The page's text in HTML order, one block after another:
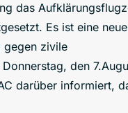
das
Es ist eine neue
gegen zivile
den
darüber informiert,